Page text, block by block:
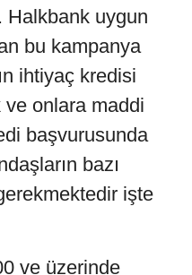
Halkbank uygun
bu kampanya
ihtiyaç kredisi
ve onlara maddi
başvurusunda
bazı
işte
ve üzerinde